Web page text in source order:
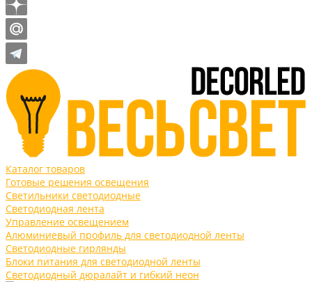
Каталог товаров
Готовые решения освещения
Светильники светодиодные
Светодиодная лента
Управление освещением
Алюминиевый профиль для светодиодной ленты
Светодиодные гирлянды
Блоки питания для светодиодной ленты
Светодиодный дюралайт и гибкий неон